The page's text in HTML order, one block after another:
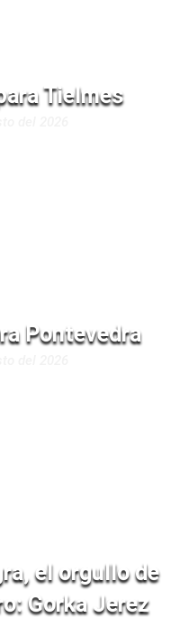
Tielmes
Pontevedra
el orgullo de
Gorka Jerez